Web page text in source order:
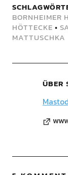
BORNHEIMER
HÖTTECKE •
MATTUSCHKA
ÜBER